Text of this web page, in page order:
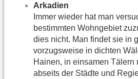
Arkadien
Immer wieder hat man
bestimmten Wohngebiet
dies nicht. Man findet sie in
vorzugsweise in dichten
Hainen, in einsamen Tälern
abseits der Städte und